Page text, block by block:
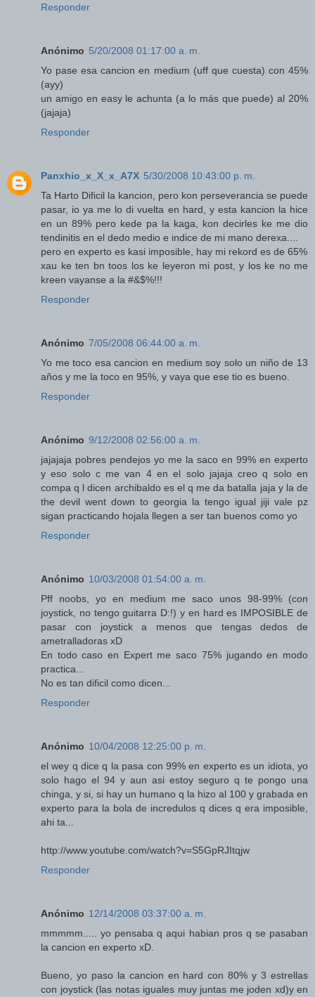
Responder
Anónimo 5/20/2008 01:17:00 a. m.
Yo pase esa cancion en medium (uff que cuesta) con 45%
(ayy)
un amigo en easy le achunta (a lo más que puede) al 20%
(jajaja)
Responder
Panxhio_x_X_x_A7X 5/30/2008 10:43:00 p. m.
Ta Harto Dificil la kancion, pero kon perseverancia se puede
pasar, io ya me lo di vuelta en hard, y esta kancion la hice
en un 89% pero kede pa la kaga, kon decirles ke me dio
tendinitis en el dedo medio e indice de mi mano derexa....
pero en experto es kasi imposible, hay mi rekord es de 65%
xau ke ten bn toos los ke leyeron mi post, y los ke no me
kreen vayanse a la #&$%!!!
Responder
Anónimo 7/05/2008 06:44:00 a. m.
Yo me toco esa cancion en medium soy solo un niño de 13
años y me la toco en 95%, y vaya que ese tio es bueno.
Responder
Anónimo 9/12/2008 02:56:00 a. m.
jajajaja pobres pendejos yo me la saco en 99% en experto
y eso solo c me van 4 en el solo jajaja creo q solo en
compa q l dicen archibaldo es el q me da batalla jaja y la de
the devil went down to georgia la tengo igual jiji vale pz
sigan practicando hojala llegen a ser tan buenos como yo
Responder
Anónimo 10/03/2008 01:54:00 a. m.
Pff noobs, yo en medium me saco unos 98-99% (con
joystick, no tengo guitarra D:!) y en hard es IMPOSIBLE de
pasar con joystick a menos que tengas dedos de
ametralladoras xD
En todo caso en Expert me saco 75% jugando en modo
practica...
No es tan dificil como dicen...
Responder
Anónimo 10/04/2008 12:25:00 p. m.
el wey q dice q la pasa con 99% en experto es un idiota, yo
solo hago el 94 y aun asi estoy seguro q te pongo una
chinga, y si, si hay un humano q la hizo al 100 y grabada en
experto para la bola de incredulos q dices q era imposible,
ahi ta...
http://www.youtube.com/watch?v=S5GpRJItqjw
Responder
Anónimo 12/14/2008 03:37:00 a. m.
mmmmm..... yo pensaba q aqui habian pros q se pasaban
la cancion en experto xD.
Bueno, yo paso la cancion en hard con 80% y 3 estrellas
con joystick (las notas iguales muy juntas me joden xd)y en